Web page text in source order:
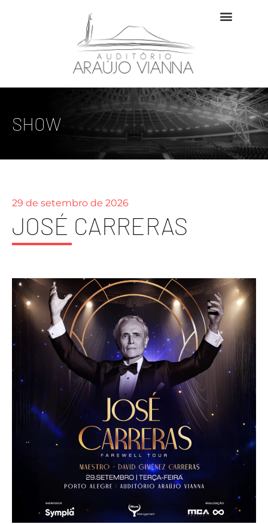
SHOW
29 de setembro de 2026
JOSÉ CARRERAS